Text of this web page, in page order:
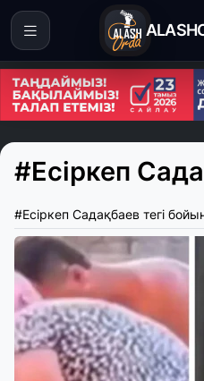
#Есіркеп
#Есіркеп Садақбаев тегі